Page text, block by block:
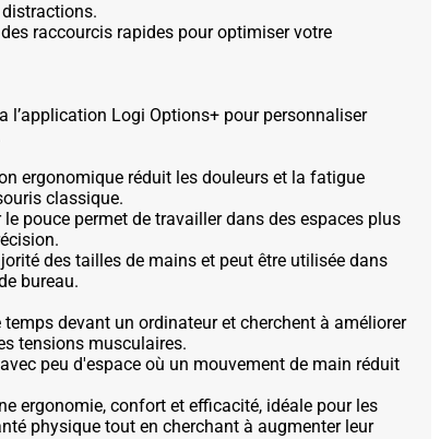
raccourcis rapides pour optimiser votre
l’application Logi Options+ pour personnaliser
ergonomique réduit les douleurs et la fatigue
classique.
pouce permet de travailler dans des espaces plus
des tailles de mains et peut être utilisée dans
bureau.
devant un ordinateur et cherchent à améliorer
tensions musculaires.
peu d'espace où un mouvement de main réduit
ergonomie, confort et efficacité, idéale pour les
physique tout en cherchant à augmenter leur